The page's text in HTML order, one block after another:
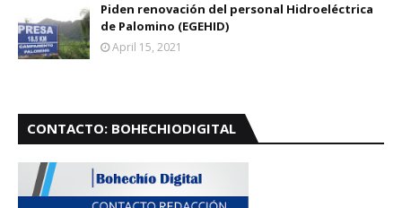
Piden renovación del personal Hidroeléctrica
de Palomino (EGEHID)
April 15, 2021
CONTACTO: BOHECHIODIGITAL